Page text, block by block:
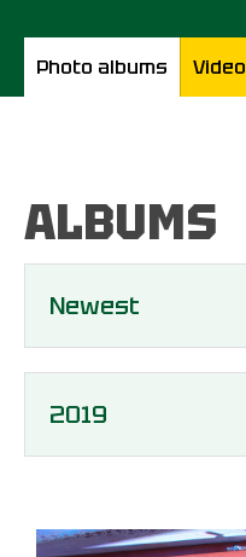
Photo albums Video
ALBUMS
Newest
2019